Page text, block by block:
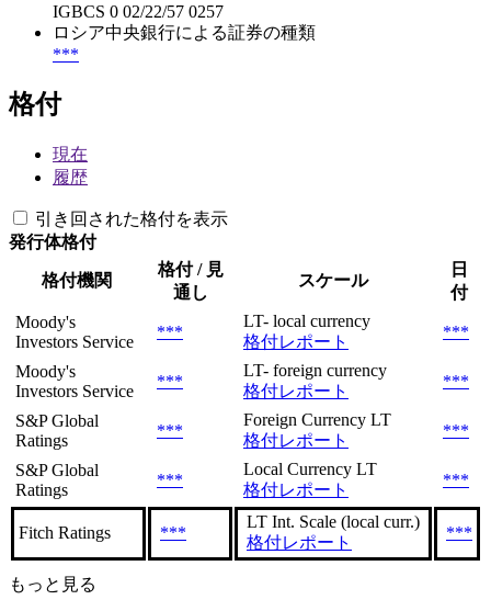
IGBCS 0 02/22/57 0257
ロシア中央銀行による証券の種類
***
格付
現在
履歴
引き回された格付を表示
発行体格付
格付機関
格付 / 見
通し
スケール
日
付
Moody's
Investors Service
***
LT- local currency
格付レポート
***
Moody's
Investors Service
***
LT- foreign currency
格付レポート
***
S&P Global
Ratings
***
Foreign Currency LT
格付レポート
***
S&P Global
Ratings
***
Local Currency LT
格付レポート
***
Fitch Ratings ***
LT Int. Scale (local curr.)
格付レポート
***
もっと見る